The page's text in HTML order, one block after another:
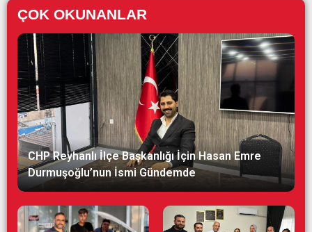
ÇOK OKUNANLAR
CHP Reyhanlı İlçe Başkanlığı İçin Hasan Emre
Durmuşoğlu’nun İsmi Gündemde